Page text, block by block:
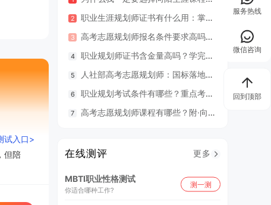
试入口>
但陪
职业生涯规划师证书有什么用：掌握专业知识与技能，助人也助己！
高考志愿规划师报名条件要求高吗？专业认证在哪里考？
职业规划师证书含金量高吗？学完好找工作吗？
人社部高考志愿规划师：国标落地，从业标准更明确，持证执业不可少
职业规划考试条件有哪些？重点考什么？
高考志愿规划师课程有哪些？附·向阳生涯26年UAPM课程开班计划表
咨询案
2年
985
在线测评 更多
MBTI职业性格测试
你适合哪种工作?
测一测
服务热线
微信咨询
回到顶部